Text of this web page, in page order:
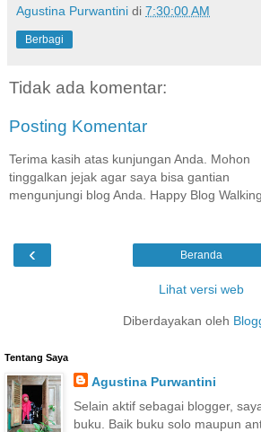
Agustina Purwantini di 7:30:00 AM
Berbagi
Tidak ada komentar:
Posting Komentar
Terima kasih atas kunjungan Anda. Mohon
tinggalkan jejak agar saya bisa gantian
mengunjungi blog Anda. Happy Blog
‹ Beranda
Lihat versi web
Diberdayakan oleh
Tentang Saya
Agustina Purwantini
Selain aktif sebagai blogger,
buku. Baik buku solo maupun